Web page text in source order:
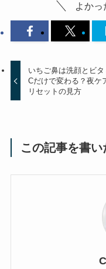
よかっ
いちご鼻は洗顔とビタ
Cだけで変わる？夜ケ
リセットの見方
この記事を書い